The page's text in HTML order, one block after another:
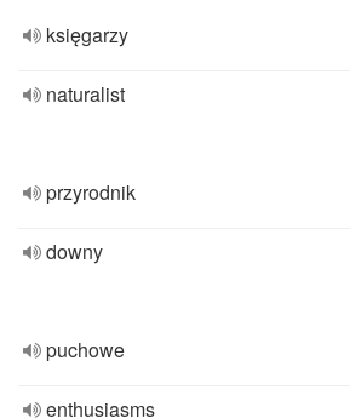
księgarzy
naturalist
przyrodnik
downy
puchowe
enthusiasms